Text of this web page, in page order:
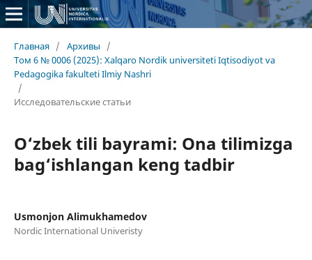
Главная / Архивы
/
Том 6 № 0006 (2025): Xalqaro Nordik universiteti Iqtisodiyot va
Pedagogika fakulteti Ilmiy Nashri
/
Исследовательские статьи
O‘zbek tili bayrami: Ona tilimizga
bag‘ishlangan keng tadbir
Usmonjon Alimukhamedov
Nordic International Univeristy